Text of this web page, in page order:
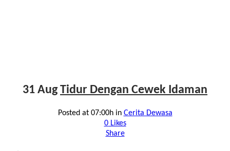
31 Aug Tidur Dengan Cewek Idaman
Posted at 07:00hin Cerita Dewasa
0Likes
Share